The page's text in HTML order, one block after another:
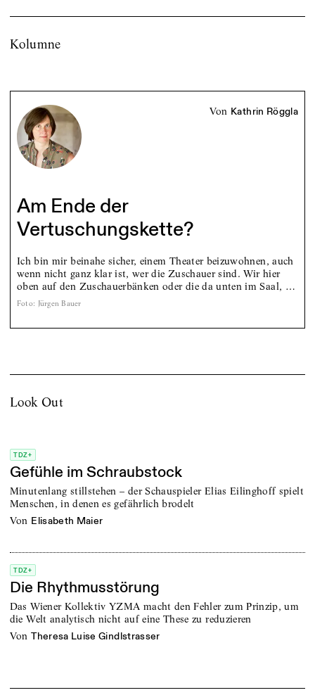
Kolumne
von Kathrin Röggla
Am Ende der
Vertuschungskette?
Ich bin mir beinahe sicher, einem Theater beizuwohnen, auch
wenn nicht ganz klar ist, wer die Zuschauer sind. Wir hier
oben auf den Zuschauerbänken oder die da unten im Saal, …
Foto: Jürgen Bauer
Look Out
TDZ+
Gefühle im Schraubstock
Minutenlang stillstehen – der Schauspieler Elias Eilinghoff spielt
Menschen, in denen es gefährlich brodelt
von Elisabeth Maier
TDZ+
Die Rhythmusstörung
Das Wiener Kollektiv YZMA macht den Fehler zum Prinzip, um
die Welt analytisch nicht auf eine These zu reduzieren
von Theresa Luise Gindlstrasser